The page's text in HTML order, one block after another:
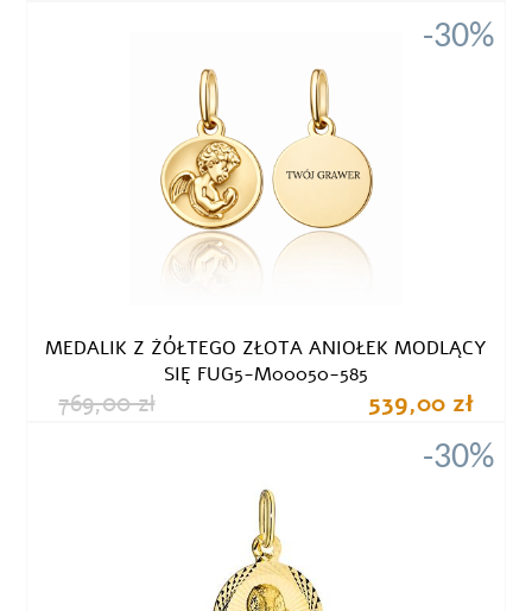
-30%
MEDALIK Z ŻÓŁTEGO ZŁOTA ANIOŁEK MODLĄCY
SIĘ FUG5-M00050-585
769,00 zł 539,00 zł
-30%